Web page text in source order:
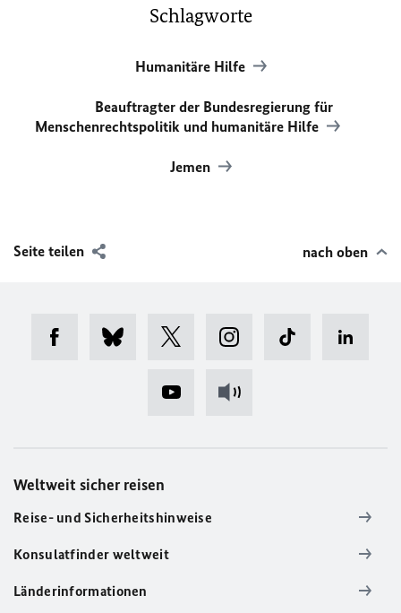
Schlagworte
Humanitäre Hilfe
Beauftragter der Bundesregierung für
Menschenrechtspolitik und humanitäre Hilfe
Jemen
Seite teilen nach oben
Weltweit sicher reisen
Reise- und Sicherheitshinweise
Konsulatfinder weltweit
Länderinformationen